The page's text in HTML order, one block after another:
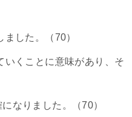
した。（70）
いくことに意味があり、そ
なりました。（70）